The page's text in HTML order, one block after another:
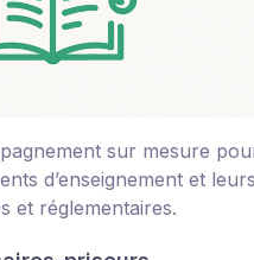
sur mesure
d’enseignement et
et réglementaires.